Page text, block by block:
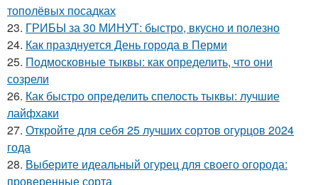
тополёвых посадках
23. ГРИБЫ за 30 МИНУТ: быстро, вкусно и полезно
24. Как празднуется День города в Перми
25. Подмосковные тыквы: как определить, что они
созрели
26. Как быстро определить спелость тыквы: лучшие
лайфхаки
27. Откройте для себя 25 лучших сортов огурцов 2024
года
28. Выберите идеальный огурец для своего огорода:
проверенные сорта